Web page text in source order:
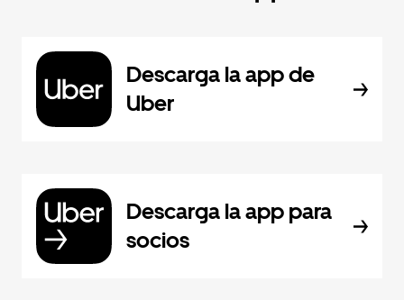
Descarga la app de
Uber
Descarga la app para
socios